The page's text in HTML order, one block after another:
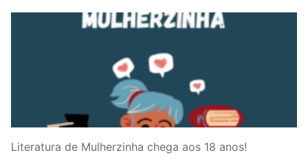
Literatura de Mulherzinha chega aos 18 anos!